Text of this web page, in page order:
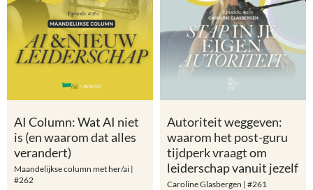
AI Column: Wat AI niet
is (en waarom dat alles
verandert)
Maandelijkse column met her/ai |
#262
Autoriteit weggeven:
waarom het post-guru
tijdperk vraagt om
leiderschap vanuit jezelf
Caroline Glasbergen | #261